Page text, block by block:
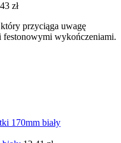
zł
przyciąga uwagę
festonowymi wykończeniami.